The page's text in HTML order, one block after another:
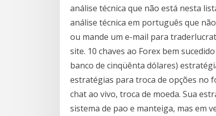
análise técnica que não está nesta
análise técnica em português que
ou mande um e-mail para
site. 10 chaves ao Forex bem
banco de cinqüênta dólares)
estratégias para troca de opções no
chat ao vivo, troca de moeda. Sua
sistema de pao e manteiga, mas em